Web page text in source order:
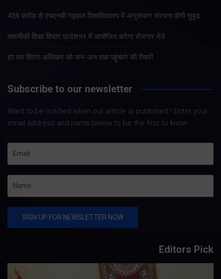
459 करोड़ से एचएनबी गढ़वाल विश्वविद्यालय में अनुसंधान संरचना होगी सुदृढ
तकनीकी शिक्षा विभाग प्रदेशभर में आयोजित करेगा रोजगार मेले
हर घर तिरंगा अभियान को जन-जन तक पहुंचाने की तैयारी
Subscribe to our newsletter
Want to be notified when our article is published? Enter your
email address and name below to be the first to know.
Editors Pick